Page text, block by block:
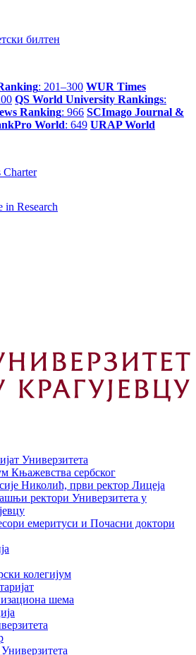
билтен
: 201–300 WUR Times
QS World University Rankings:
Ranking: 966 SCImago Journal &
World: 649 URAP World
Charter
in Research
Универзитета
Књажевства сербског
Николић, први ректор Лицеја
ректори Универзитета у
емеритуси и Почасни доктори
колегијум
шема